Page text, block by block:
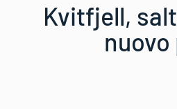
Kvitfjell,